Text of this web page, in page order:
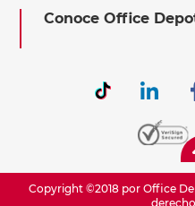
Conoce Office
Copyright ©2018 por Office